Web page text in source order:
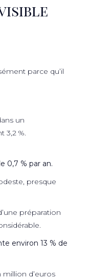
parce qu’il
un
3,2 %.
0,7 % par an.
presque
préparation
environ 13 % de
d’euros